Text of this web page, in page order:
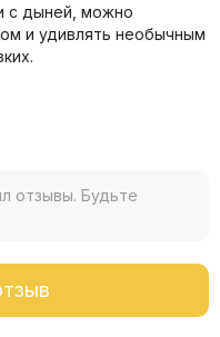
с дыней, можно
и удивлять необычным
отзывы. Будьте